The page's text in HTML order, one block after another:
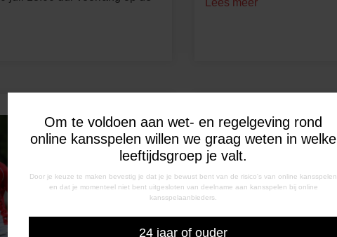
Om te voldoen aan wet- en regelgeving rond
online kansspelen willen we graag weten in welke
leeftijdsgroep je valt.
Door je keuze te maken bevestig je dat je je bewust bent van de risico's van online kansspelen
en dat je momenteel niet bent uitgesloten van deelname aan kansspelen bij online
kansspelaanbieders.
24 jaar of ouder